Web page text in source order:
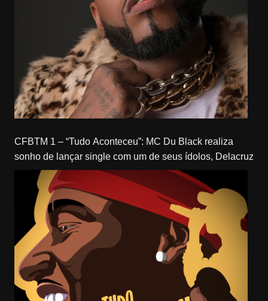
CFBTM 1 – “Tudo Aconteceu”: MC Du Black realiza
sonho de lançar single com um de seus ídolos, Delacruz